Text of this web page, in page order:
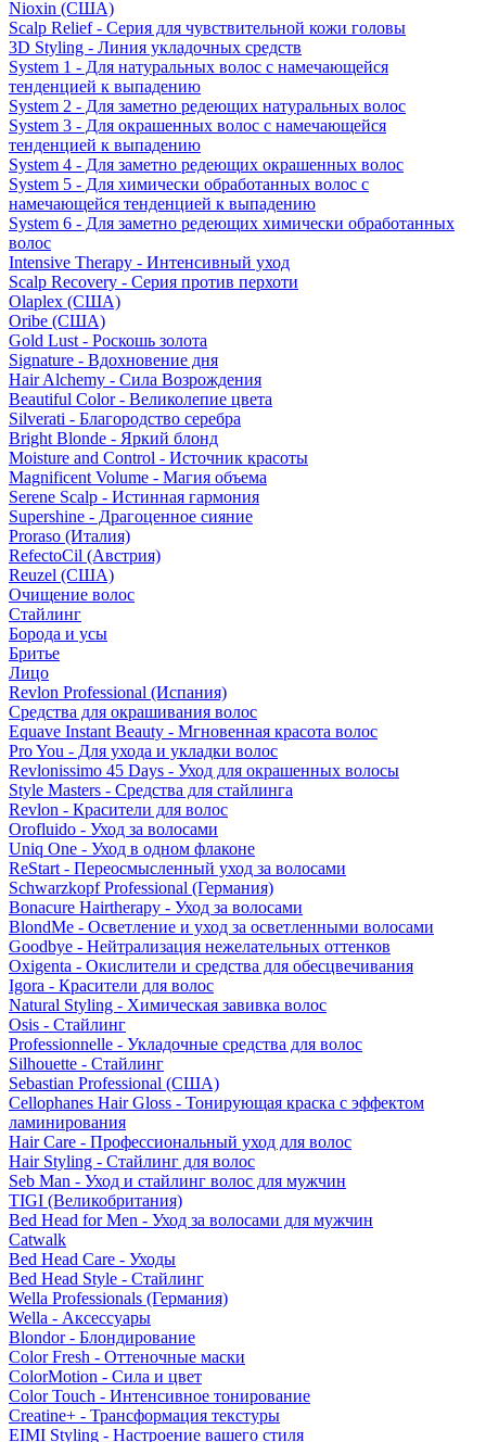
Nioxin (США)
Scalp Relief - Серия для чувствительной кожи головы
3D Styling - Линия укладочных средств
System 1 - Для натуральных волос с намечающейся
тенденцией к выпадению
System 2 - Для заметно редеющих натуральных волос
System 3 - Для окрашенных волос с намечающейся
тенденцией к выпадению
System 4 - Для заметно редеющих окрашенных волос
System 5 - Для химически обработанных волос с
намечающейся тенденцией к выпадению
System 6 - Для заметно редеющих химически обработанных
волос
Intensive Therapy - Интенсивный уход
Scalp Recovery - Серия против перхоти
Olaplex (США)
Oribe (США)
Gold Lust - Роскошь золота
Signature - Вдохновение дня
Hair Alchemy - Сила Возрождения
Beautiful Color - Великолепие цвета
Silverati - Благородство серебра
Bright Blonde - Яркий блонд
Moisture and Control - Источник красоты
Magnificent Volume - Магия объема
Serene Scalp - Истинная гармония
Supershine - Драгоценное сияние
Proraso (Италия)
RefectoCil (Австрия)
Reuzel (США)
Очищение волос
Стайлинг
Борода и усы
Бритье
Лицо
Revlon Professional (Испания)
Средства для окрашивания волос
Equave Instant Beauty - Мгновенная красота волос
Pro You - Для ухода и укладки волос
Revlonissimo 45 Days - Уход для окрашенных волосы
Style Masters - Средства для стайлинга
Revlon - Красители для волос
Orofluido - Уход за волосами
Uniq One - Уход в одном флаконе
ReStart - Переосмысленный уход за волосами
Schwarzkopf Professional (Германия)
Bonacure Hairtherapy - Уход за волосами
BlondMe - Осветление и уход за осветленными волосами
Goodbye - Нейтрализация нежелательных оттенков
Oxigenta - Окислители и средства для обесцвечивания
Igora - Красители для волос
Natural Styling - Химическая завивка волос
Osis - Стайлинг
Professionnelle - Укладочные средства для волос
Silhouette - Стайлинг
Sebastian Professional (США)
Cellophanes Hair Gloss - Тонирующая краска с эффектом
ламинирования
Hair Care - Профессиональный уход для волос
Hair Styling - Стайлинг для волос
Seb Man - Уход и стайлинг волос для мужчин
TIGI (Великобритания)
Bed Head for Men - Уход за волосами для мужчин
Catwalk
Bed Head Care - Уходы
Bed Head Style - Стайлинг
Wella Professionals (Германия)
Wella - Аксессуары
Blondor - Блондирование
Color Fresh - Оттеночные маски
ColorMotion - Сила и цвет
Color Touch - Интенсивное тонирование
Creatine+ - Трансформация текстуры
EIMI Styling - Настроение вашего стиля